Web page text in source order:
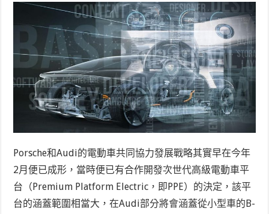
Porsche和Audi的電動車共同協力發展戰略其實早在今年
2月便已成形，當時便已有合作開發次世代高級電動車平
台（Premium Platform Electric，即PPE）的決定，該平
台的涵蓋範圍相當大，在Audi部分將會涵蓋從小型車的B-